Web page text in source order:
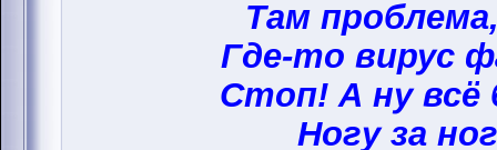
Там
Где-то вирус
Стоп! А ну всё
Ногу за